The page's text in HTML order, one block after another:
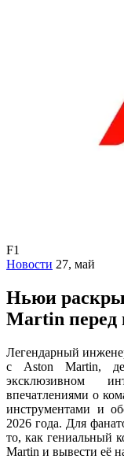
F1
Новости 27, май
Ньюи
Martin
Легендарный
с Aston Martin,
эксклюзивном
впечатлениями о
инструментами и
2026 года. Для
то, как гениальный
Martin и вывести её